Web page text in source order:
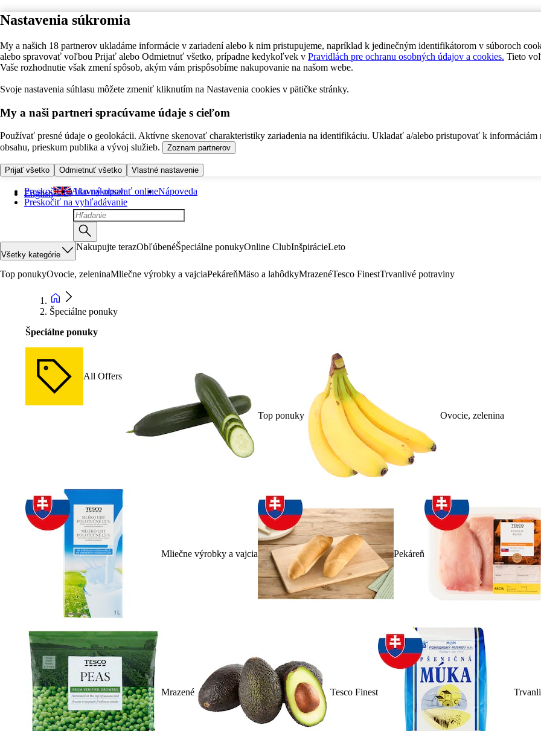
Nastavenia súkromia
My a našich 18 partnerov ukladáme informácie v zariadení alebo k nim pristupujeme, napríklad k jedinečným identifikátorom v súboroch
alebo spravovať voľbou Prijať alebo Odmietnuť všetko, prípadne kedykoľvek v Pravidlách pre ochranu osobných údajov a cookies. Tieto
Vaše rozhodnutie však zmení spôsob, akým vám prispôsobíme nakupovanie na našom webe.
Svoje nastavenia súhlasu môžete zmeniť kliknutím na Nastavenia cookies v pätičke stránky.
My a naši partneri spracúvame údaje s cieľom
Používať presné údaje o geolokácii. Aktívne skenovať charakteristiky zariadenia na identifikáciu. Ukladať a/alebo pristupovať k informáciám
obsahu, prieskum publika a vývoj služieb.
Zoznam partnerov
Prijať všetko Odmietnuť všetko Vlastné nastavenie
Preskočiť na hlavný obsah
Preskočiť na vyhľadávanie
English Ako nakupovať onlineNápoveda
Všetky kategórie
Nakupujte terazObľúbenéŠpeciálne ponukyOnline ClubInšpirácieLeto
Top ponukyOvocie, zeleninaMliečne výrobky a vajciaPekáreňMäso a lahôdkyMrazenéTesco FinestTrvanlivé potraviny
Špeciálne ponuky
Špeciálne ponuky
All Offers
Top ponuky Ovocie, zelenina
Mliečne výrobky a vajcia Pekáreň
Mrazené Tesco Finest